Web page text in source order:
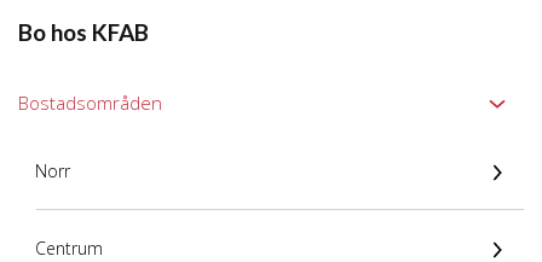
Bo hos KFAB
Bostadsområden
Norr
Centrum